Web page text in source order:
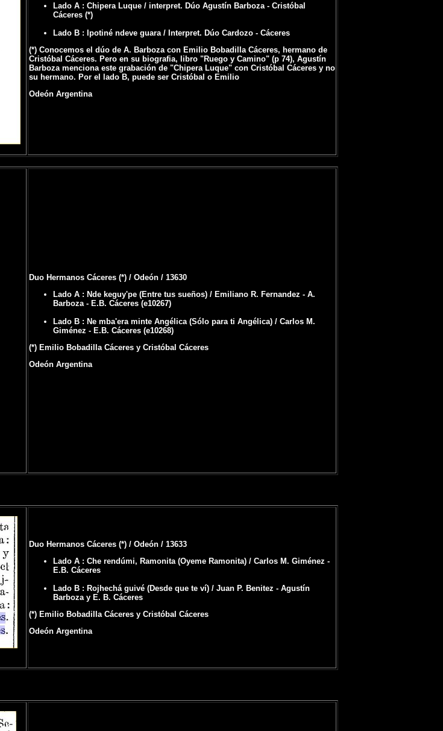
Lado A : Chipera Luque / interpret. Dúo Agustín Barboza - Cristóbal
Cáceres (*)
Lado B : Ipotiné ndeve guara / Interpret. Dúo Cardozo - Cáceres
(*) Conocemos el dúo de A. Barboza con Emilio Bobadilla Cáceres, hermano de
Cristóbal Cáceres. Pero en su biografia, libro "Ruego y Camino" (p 74), Agustín
Barboza menciona este grabación de "Chipera Luque" con Cristóbal Cáceres y no
su hermano. Por el lado B, puede ser Cristóbal o Emilio
Odeón Argentina
Duo Hermanos Cáceres (*) / Odeón / 13630
Lado A : Nde keguy'pe (Entre tus sueños) / Emiliano R. Fernandez - A.
Barboza - E.B. Cáceres (e10267)
Lado B : Ne mba'era minte Angélica (Sólo para ti Angélica) / Carlos M.
Giménez - E.B. Cáceres (e10268)
(*) Emilio Bobadilla Cáceres y Cristóbal Cáceres
Odeón Argentina
Duo Hermanos Cáceres (*) / Odeón / 13633
Lado A : Che rendúmi, Ramonita (Oyeme Ramonita) / Carlos M. Giménez -
E.B. Cáceres
Lado B : Rojhechá guivé (Desde que te ví) / Juan P. Benitez - Agustín
Barboza y E. B. Cáceres
(*) Emilio Bobadilla Cáceres y Cristóbal Cáceres
Odeón Argentina